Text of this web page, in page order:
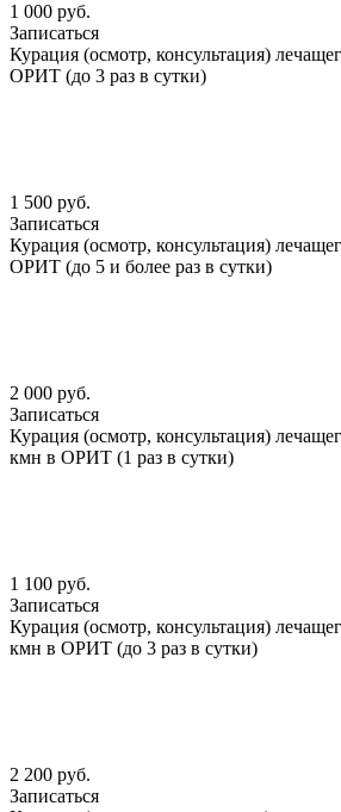
1 000 руб.
Записаться
Курация (осмотр, консультация)
ОРИТ (до 3 раз в сутки)
1 500 руб.
Записаться
Курация (осмотр, консультация)
ОРИТ (до 5 и более раз в сутки)
2 000 руб.
Записаться
Курация (осмотр, консультация)
кмн в ОРИТ (1 раз в сутки)
1 100 руб.
Записаться
Курация (осмотр, консультация)
кмн в ОРИТ (до 3 раз в сутки)
2 200 руб.
Записаться